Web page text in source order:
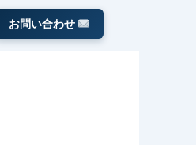
お問い合わせ